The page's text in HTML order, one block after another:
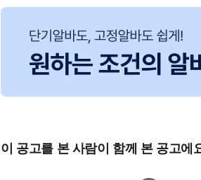
이 공고를 본 사람이 함께 본 공고에